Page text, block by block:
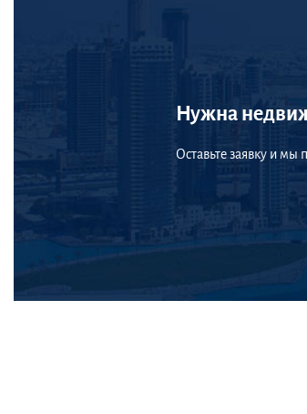
Нужна
Оставьте заявку и